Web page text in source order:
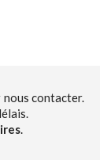
contacter.
.